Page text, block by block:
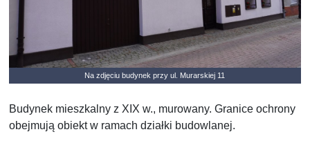
Na zdjęciu budynek przy ul. Murarskiej 11
Budynek mieszkalny z XIX w., murowany. Granice ochrony
obejmują obiekt w ramach działki budowlanej.